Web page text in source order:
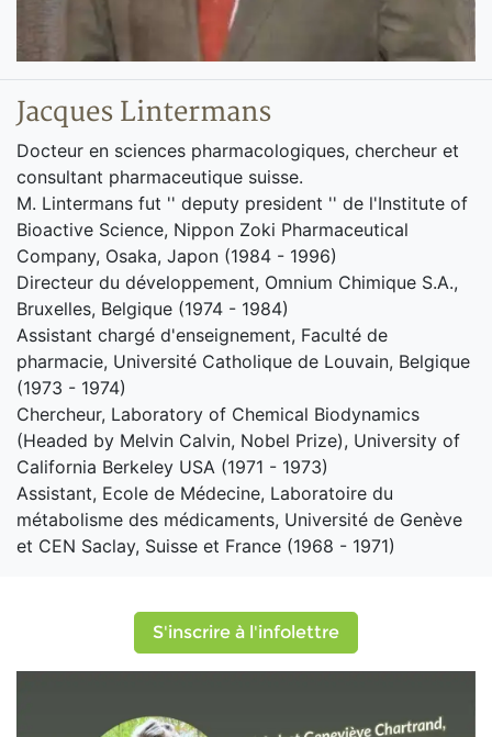
Jacques Lintermans
Docteur en sciences pharmacologiques, chercheur et
consultant pharmaceutique suisse.
M. Lintermans fut '' deputy president '' de l'Institute of
Bioactive Science, Nippon Zoki Pharmaceutical
Company, Osaka, Japon (1984 - 1996)
Directeur du développement, Omnium Chimique S.A.,
Bruxelles, Belgique (1974 - 1984)
Assistant chargé d'enseignement, Faculté de
pharmacie, Université Catholique de Louvain, Belgique
(1973 - 1974)
Chercheur, Laboratory of Chemical Biodynamics
(Headed by Melvin Calvin, Nobel Prize), University of
California Berkeley USA (1971 - 1973)
Assistant, Ecole de Médecine, Laboratoire du
métabolisme des médicaments, Université de Genève
et CEN Saclay, Suisse et France (1968 - 1971)
S'inscrire à l'infolettre